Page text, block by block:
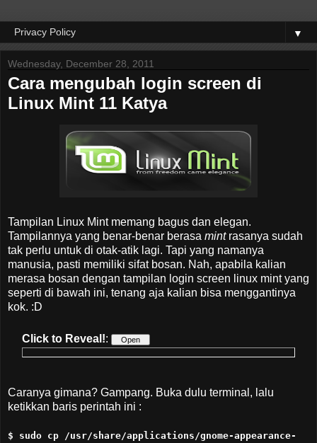
▼
Wednesday, December 28, 2011
Cara mengubah login screen di
Linux Mint 11 Katya
Tampilan Linux Mint memang bagus dan elegan.
Tampilannya yang benar-benar berasa mintrasanya sudah
tak perlu untuk di otak-atik lagi. Tapi yang namanya
manusia, pasti memiliki sifat bosan. Nah, apabila kalian
merasa bosan dengan tampilan login screen linux mint yang
seperti di bawah ini, tenang aja kalian bisa menggantinya
kok. :D
Click to Reveal!:
Caranya gimana? Gampang. Buka dulu terminal, lalu
ketikkan baris perintah ini :
$ sudo cp /usr/share/applications/gnome-appearance-